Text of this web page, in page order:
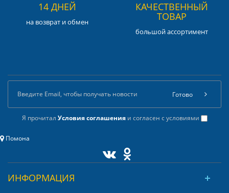
14 ДНЕЙ
на возврат и обмен
КАЧЕСТВЕННЫЙ
ТОВАР
большой ассортимент
Я прочитал Условия соглашенияи согласен с условиями
Готово
Помона
ИНФОРМАЦИЯ